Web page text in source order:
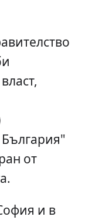
от
и в